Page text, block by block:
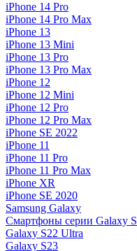
iPhone 14 Pro
iPhone 14 Pro Max
iPhone 13
iPhone 13 Mini
iPhone 13 Pro
iPhone 13 Pro Max
iPhone 12
iPhone 12 Mini
iPhone 12 Pro
iPhone 12 Pro Max
iPhone SE 2022
iPhone 11
iPhone 11 Pro
iPhone 11 Pro Max
iPhone XR
iPhone SE 2020
Samsung Galaxy
Смартфоны серии Galaxy S
Galaxy S22 Ultra
Galaxy S23